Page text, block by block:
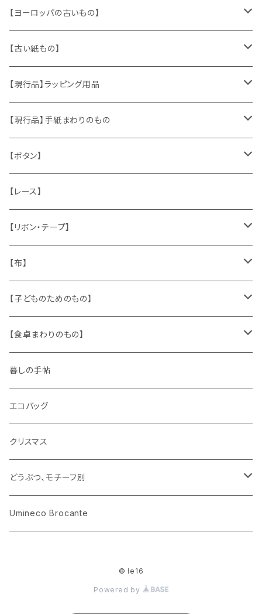
【ヨーロッパの古いもの】
ヴィンテージアクセサリー
おもちゃ、ぬいぐるみ
くま、テディベア
うさぎ
キャラクター
ピノキオ
ヴィンテージファブリック
ハンドメイド製品
お部屋に飾るもの
メタル製品
缶、箱
陶磁器
文房具
木製品
ミニチュア、ドールハウス
【古い紙もの】
切手、FDC
ポストカード、カレンダー
マッチラベル、食品ラベル
蔵書票、荷札、ビュバー、伝票
シール、ステッカー、クロモス
袋、箱、ナプキン、コースター
パズル、ゲーム
古本、古雑誌、古えほん
古レコード
古せっけん
ラッピングペーパー、壁紙
【現行品】ラッピング用品
伝票、タグ、シール
袋、ラッピングペーパー
ひも、テープ
【現行品】手紙まわりのもの
封筒、ポストカード
切手
スタンプ
文房具
【ボタン】
木
貝
メタル
ガラス
プラスチック
紙
【レース】
【リボン・テープ】
チロルテープ・イニシャルテープ
トリム
ワッペン
【布】
キッチンクロス、ナプキン
ニット
布地
【子どものためのもの】
身に着けるもの
【食卓まわりのもの】
ガラス
花びん
小物入れ
陶磁器
カップアンドソーサー
プレート
木製品
ホーロー
メタル
暮しの手帖
エコバッグ
クリスマス
どうぶつ、モチーフ別
くま、ベア
Umineco Brocante
© le16
Powered by